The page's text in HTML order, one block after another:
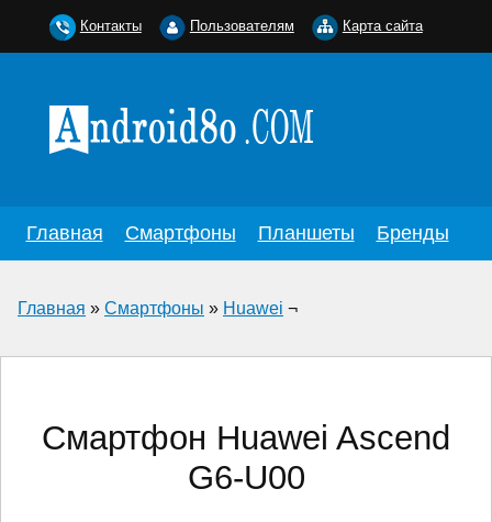
Главная Смартфоны Планшеты Бренды
Главная » Смартфоны » Huawei ¬
Смартфон Huawei Ascend
G6-U00
Контакты Пользователям Карта сайта